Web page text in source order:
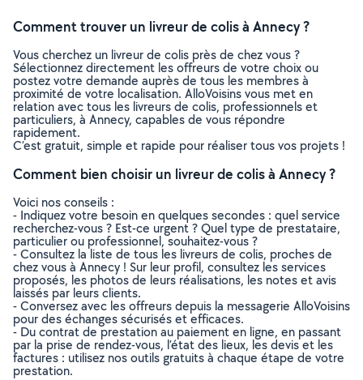
Comment trouver un livreur de colis à Annecy ?
Vous cherchez un livreur de colis près de chez vous ?
Sélectionnez directement les offreurs de votre choix ou
postez votre demande auprès de tous les membres à
proximité de votre localisation. AlloVoisins vous met en
relation avec tous les livreurs de colis, professionnels et
particuliers, à Annecy, capables de vous répondre
rapidement.
C’est gratuit, simple et rapide pour réaliser tous vos projets !
Comment bien choisir un livreur de colis à Annecy ?
Voici nos conseils :
- Indiquez votre besoin en quelques secondes : quel service
recherchez-vous ? Est-ce urgent ? Quel type de prestataire,
particulier ou professionnel, souhaitez-vous ?
- Consultez la liste de tous les livreurs de colis, proches de
chez vous à Annecy ! Sur leur profil, consultez les services
proposés, les photos de leurs réalisations, les notes et avis
laissés par leurs clients.
- Conversez avec les offreurs depuis la messagerie AlloVoisins
pour des échanges sécurisés et efficaces.
- Du contrat de prestation au paiement en ligne, en passant
par la prise de rendez-vous, l’état des lieux, les devis et les
factures : utilisez nos outils gratuits à chaque étape de votre
prestation.